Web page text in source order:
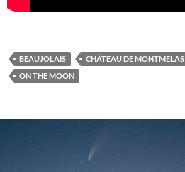
BEAUJOLAIS CHÂTEAU DE MONTMELAS
ON THE MOON